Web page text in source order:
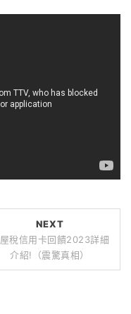
NEXT
稅信用卡回饋2023詳細
介紹!（震驚真相）